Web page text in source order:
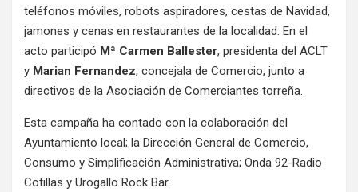
teléfonos móviles, robots aspiradores, cestas de Navidad,
jamones y cenas en restaurantes de la localidad. En el
acto participó Mª Carmen Ballester, presidenta del ACLT
y Marian Fernandez, concejala de Comercio, junto a
directivos de la Asociación de Comerciantes torreña.
Esta campaña ha contado con la colaboración del
Ayuntamiento local; la Dirección General de Comercio,
Consumo y Simplificación Administrativa; Onda 92-Radio
Cotillas y Urogallo Rock Bar.